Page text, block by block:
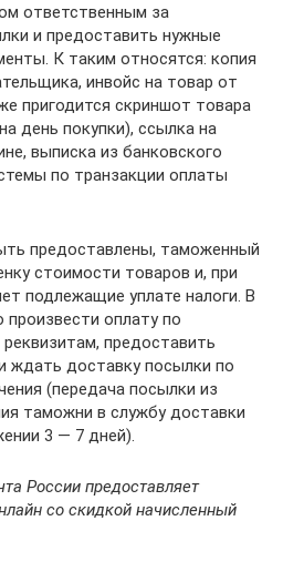
ответственным за
и предоставить нужные
К таким относятся: копия
инвойс на товар от
пригодится скриншот товара
день покупки), ссылка на
выписка из банковского
по транзакции оплаты
предоставлены, таможенный
стоимости товаров и, при
подлежащие уплате налоги. В
оплату по
предоставить
ждать доставку посылки по
(передача посылки из
таможни в службу доставки
3 — 7 дней).
России предоставляет
со скидкой начисленный